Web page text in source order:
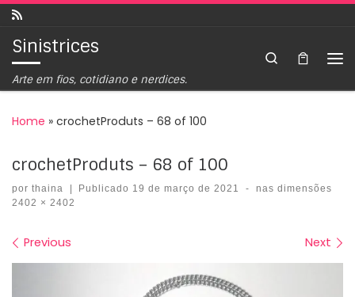
Skip to content
Sinistrices
Arte em fios, cotidiano e nerdices.
Search
Home » crochetProduts – 68 of 100
crochetProduts – 68 of 100
por thaina Publicado 19 de março de 2021 -
nas dimensões
2402 × 2402
Images navigation
Previous Next